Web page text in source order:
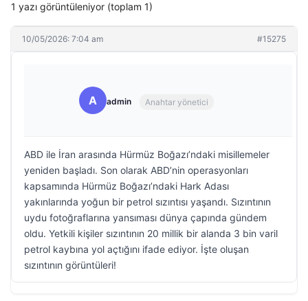
1 yazı görüntüleniyor (toplam 1)
10/05/2026: 7:04 am #15275
A admin Anahtar yönetici
ABD ile İran arasında Hürmüz Boğazı’ndaki misillemeler
yeniden başladı. Son olarak ABD’nin operasyonları
kapsamında Hürmüz Boğazı’ndaki Hark Adası
yakınlarında yoğun bir petrol sızıntısı yaşandı. Sızıntının
uydu fotoğraflarına yansıması dünya çapında gündem
oldu. Yetkili kişiler sızıntının 20 millik bir alanda 3 bin varil
petrol kaybına yol açtığını ifade ediyor. İşte oluşan
sızıntının görüntüleri!